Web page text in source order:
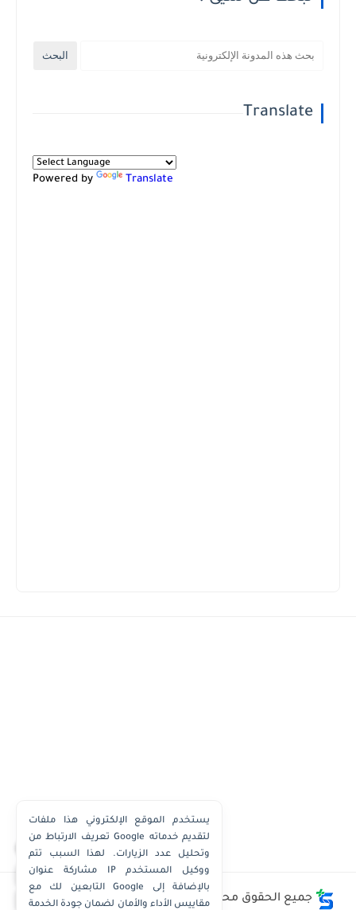
واتساب الكويت
واتساب قطر
Translate
Powered by Translate
جميع الحقوق محفوظة © وظائف الكويت توداي - Kuwait
يستخدم الموقع الإلكتروني هذا ملفات
تعريف الارتباط من Google لتقديم خدماته
وتحليل عدد الزيارات. لهذا السبب تتم
مشاركة عنوان IP ووكيل المستخدم
التابعين لك مع Google بالإضافة إلى
مقاييس الأداء والأمان لضمان جودة الخدمة